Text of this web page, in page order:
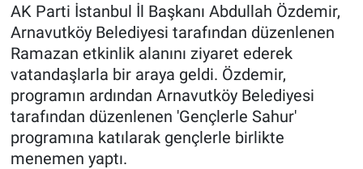
AK Parti İstanbul İl Başkanı Abdullah Özdemir,
Arnavutköy Belediyesi tarafından düzenlenen
Ramazan etkinlik alanını ziyaret ederek
vatandaşlarla bir araya geldi. Özdemir,
programın ardından Arnavutköy Belediyesi
tarafından düzenlenen 'Gençlerle Sahur'
programına katılarak gençlerle birlikte
menemen yaptı.